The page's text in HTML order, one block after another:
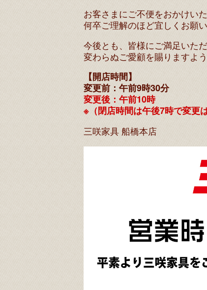
お客さまにご不便をおかけいた
何卒ご理解のほど宜しくお願
今後とも、皆様にご満足いた
変わらぬご愛顧を賜りますよ
【開店時間】
変更前：午前9時30分
変更後：午前10時
※（閉店時間は午後7時で変更
三咲家具 船橋本店